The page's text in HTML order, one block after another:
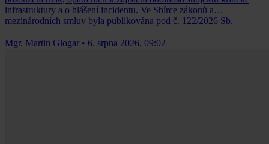
infrastruktury a o hlášení incidentu. Ve Sbírce zákonů a
mezinárodních smluv byla publikována pod č. 122/2026 Sb.
Mgr. Martin Glogar • 6. srpna 2026, 09:02